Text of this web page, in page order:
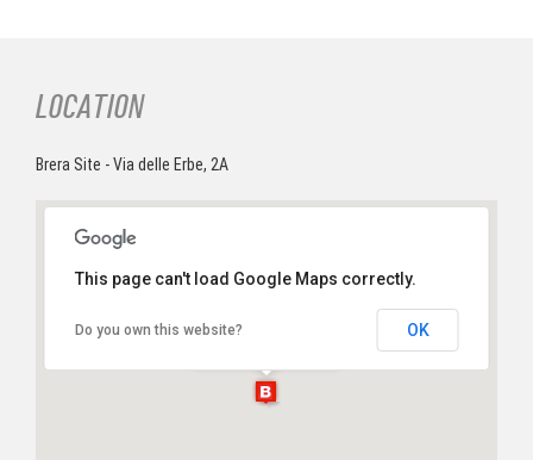
LOCATION
Brera Site - Via delle Erbe, 2A
Brera Site
This page can't load Google Maps correctly.
Do you own this website? OK